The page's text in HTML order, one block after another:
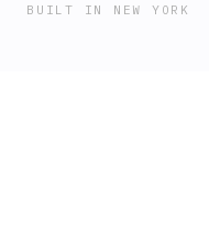
BUILT IN NEW YORK